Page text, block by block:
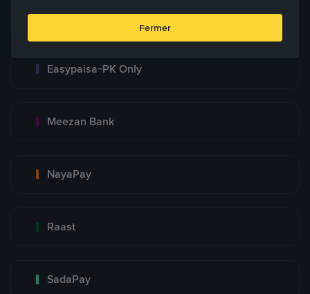
Bank Transfer
Easypaisa-PK Only
Meezan Bank
NayaPay
Raast
SadaPay
Fermer